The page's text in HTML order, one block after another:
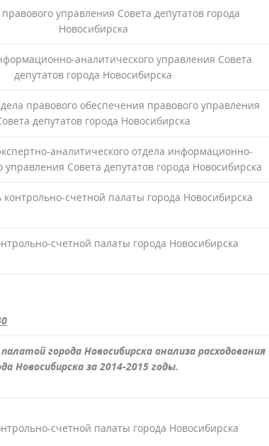
управления Совета депутатов города
Новосибирска
аналитического управления Совета
депутатов города Новосибирска
правового обеспечения правового управления
депутатов города Новосибирска
аналитического отдела информационно-
управления Совета депутатов города Новосибирска
контрольно-счетной палаты города Новосибирска
счетной палаты города Новосибирска
города Новосибирска анализа расходования
Новосибирска за 2014-2015 годы.
счетной палаты города Новосибирска